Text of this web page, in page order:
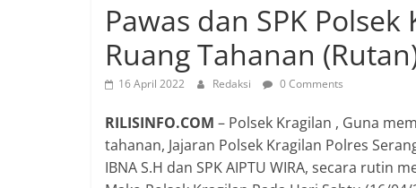
Pawas dan SPK
Ruang Tahanan
16 April 2022 Redaksi 0 Comments
RILISINFO.COM – Polsek Kragilan , Guna
tahanan, Jajaran Polsek Kragilan Polres
IBNA S.H dan SPK AIPTU WIRA, secara rutin